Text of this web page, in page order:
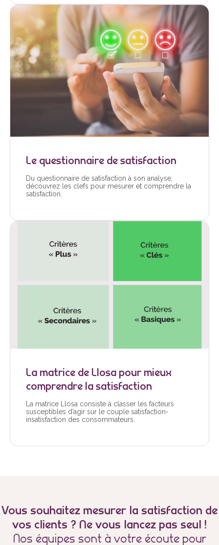
Le questionnaire de satisfaction
Du questionnaire de satisfaction à son analyse,
découvrez les clefs pour mesurer et comprendre la
satisfaction.
La matrice de Llosa pour mieux
comprendre la satisfaction
La matrice Llosa consiste à classer les facteurs
susceptibles d’agir sur le couple satisfaction-
insatisfaction des consommateurs.
Vous souhaitez mesurer la satisfaction de
vos clients ? Ne vous lancez pas seul !
Nos équipes sont à votre écoute pour